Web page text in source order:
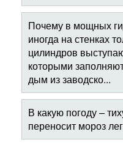
Почему в мощных
иногда на стенках
цилиндров
которыми
дым из заводско...
В какую погоду –
переносит мороз